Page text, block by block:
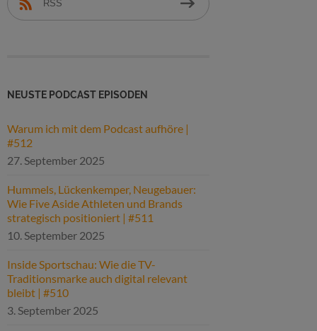
RSS
NEUSTE PODCAST EPISODEN
Warum ich mit dem Podcast aufhöre |
#512
27. September 2025
Hummels, Lückenkemper, Neugebauer:
Wie Five Aside Athleten und Brands
strategisch positioniert | #511
10. September 2025
Inside Sportschau: Wie die TV-
Traditionsmarke auch digital relevant
bleibt | #510
3. September 2025